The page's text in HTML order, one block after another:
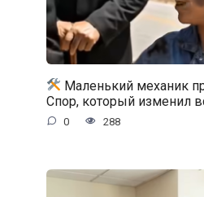
Маленький механик
Спор, который изменил
0 288